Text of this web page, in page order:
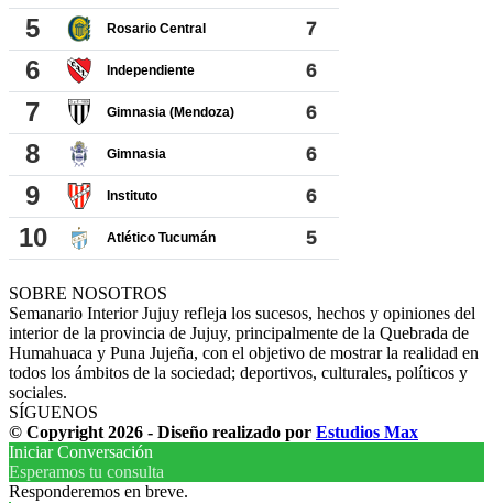
SOBRE NOSOTROS
Semanario Interior Jujuy refleja los sucesos, hechos y opiniones del
interior de la provincia de Jujuy, principalmente de la Quebrada de
Humahuaca y Puna Jujeña, con el objetivo de mostrar la realidad en
todos los ámbitos de la sociedad; deportivos, culturales, políticos y
sociales.
SÍGUENOS
© Copyright 2026 - Diseño realizado por Estudios Max
Iniciar Conversación
Esperamos tu consulta
Responderemos en breve.